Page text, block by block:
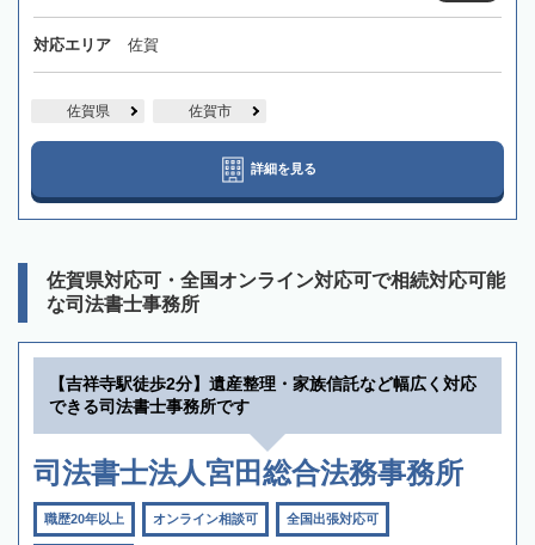
対応エリア 佐賀
佐賀県 佐賀市
詳細を見る
佐賀県対応可・全国オンライン対応可で相続対応可能
な司法書士事務所
【吉祥寺駅徒歩2分】遺産整理・家族信託など幅広く対応
できる司法書士事務所です
司法書士法人宮田総合法務事務所
職歴20年以上 オンライン相談可 全国出張対応可